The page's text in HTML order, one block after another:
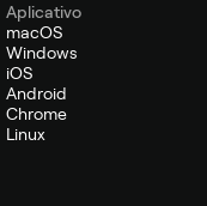
Aplicativo
macOS
Windows
iOS
Android
Chrome
Linux